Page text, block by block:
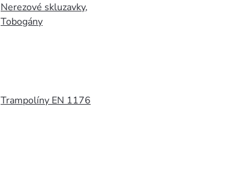
Nerezové skluzavky,
Tobogány
Trampolíny EN 1176